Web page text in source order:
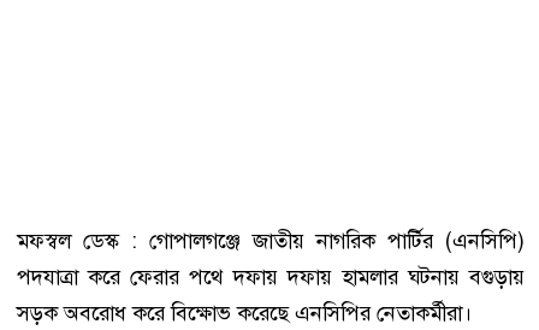
মফস্বল ডেস্ক : গোপালগঞ্জে জাতীয় নাগরিক পার্টির (এনসিপি)
পদযাত্রা করে ফেরার পথে দফায় দফায় হামলার ঘটনায় বগুড়ায়
সড়ক অবরোধ করে বিক্ষোভ করেছে এনসিপির নেতাকর্মীরা।